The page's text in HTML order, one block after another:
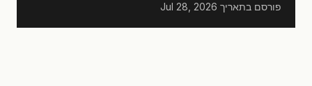
פורסם בתאריך